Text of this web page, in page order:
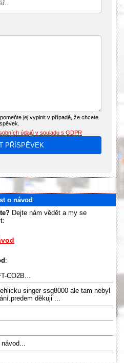
jej vyplnit v případě, že chcete
údajů v souladu s GDPR
o návod
Dejte nám vědět a my se
:
CO2B...
singer ssg8000 ale tam nebyl
děkuji ...